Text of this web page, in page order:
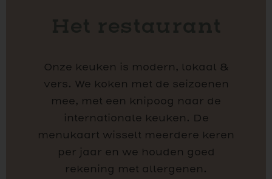
Onze keuken is modern, lokaal &
vers. We koken met de seizoenen
mee, met een knipoog naar de
internationale keuken. De
menukaart wisselt meerdere keren
per jaar en we houden goed
rekening met allergenen.